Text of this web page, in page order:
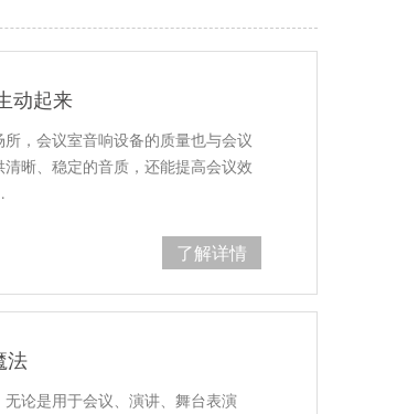
动起来
，会议室音响设备的质量也与会议
晰、稳定的音质，还能提高会议效
了解详情
法
论是用于会议、演讲、舞台表演